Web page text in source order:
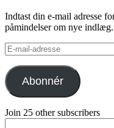
Indtast din e-mail adresse
påmindelser om nye indlæg.
E-
mail-
adresse
Abonnér
Join 25 other subscribers